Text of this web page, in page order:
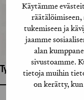
Käytämme
räätälöimiseen,
tukemiseen ja
jaamme
alan
sivustoamme.
tietoja muihin
on kerätty,
Työhön osallistuneet